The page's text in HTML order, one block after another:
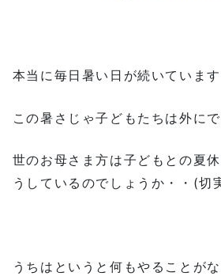
本当に毎日暑い日が続いています
この暑さじゃ子どもたちは外に
世のお母さま方は子どもとの夏
うしているのでしょうか・・(切
うちはというと何もやることが